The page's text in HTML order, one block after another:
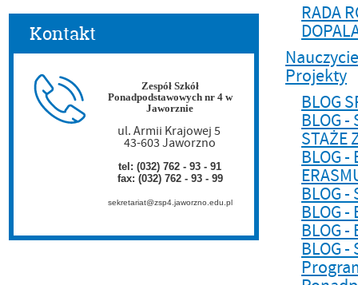
Kontakt
Zespół Szkół
Ponadpodstawowych nr 4 w
Jaworznie
ul. Armii Krajowej 5
43-603 Jaworzno
tel: (032) 762 - 93 - 91
fax: (032) 762 - 93 - 99
sekretariat@zsp4.jaworzno.edu.pl
RADA
Projekty
BLOG
BLOG -
STAŻE
BLOG -
BLOG -
BLOG -
BLOG -
BLOG -